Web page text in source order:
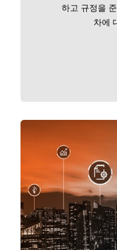
하고 규정을
차에